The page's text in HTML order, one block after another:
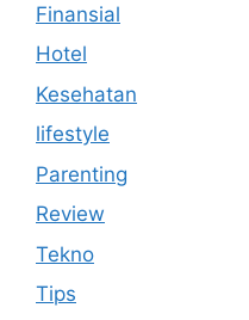
Finansial
Hotel
Kesehatan
lifestyle
Parenting
Review
Tekno
Tips